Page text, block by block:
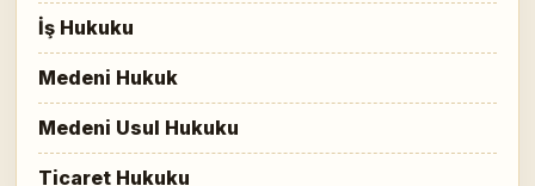
İş Hukuku
Medeni Hukuk
Medeni Usul Hukuku
Ticaret Hukuku